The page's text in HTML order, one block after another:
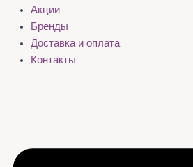
Акции
Бренды
Доставка и оплата
Контакты